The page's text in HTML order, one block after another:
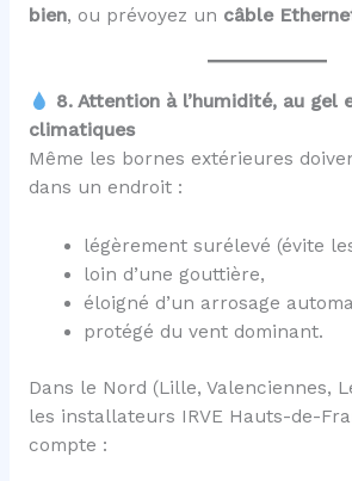
bien, ou prévoyez un câble
8. Attention à l’humidité, au gel
climatiques
Même les bornes extérieures
dans un endroit :
légèrement surélevé (évite
loin d’une gouttière,
éloigné d’un arrosage
protégé du vent dominant.
Dans le Nord (Lille, Valenciennes,
les installateurs IRVE Hauts-de-
compte :